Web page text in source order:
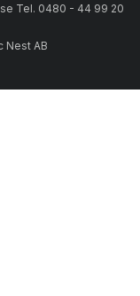
Tel. 0480 - 44 99 20
Nest AB